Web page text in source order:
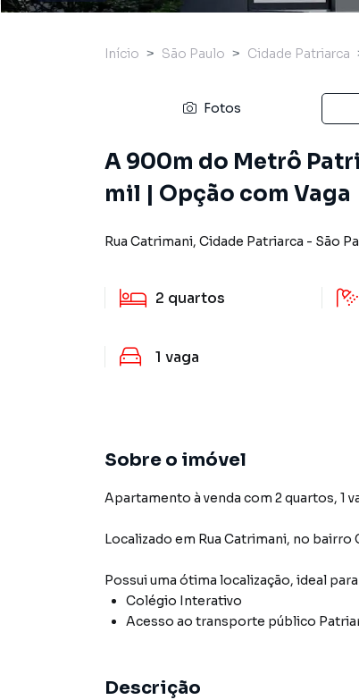
Início São Paulo Cidade Patriarca
Fotos
A 900m do Metrô
mil | Opção com Vaga
Rua Catrimani, Cidade Patriarca - São
2 quartos
1 vaga
Sobre o imóvel
Apartamento à venda com 2 quartos, 1
Localizado em Rua Catrimani, no bairro
Possui uma ótima localização, ideal
Colégio Interativo
Acesso ao transporte público
Descrição